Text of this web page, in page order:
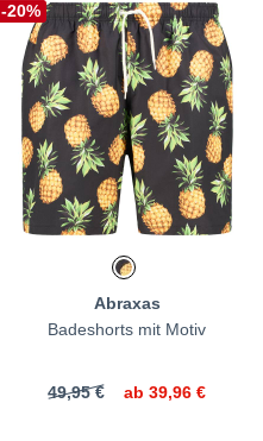
-20%
Abraxas
Badeshorts mit Motiv
49,95 € ab 39,96 €